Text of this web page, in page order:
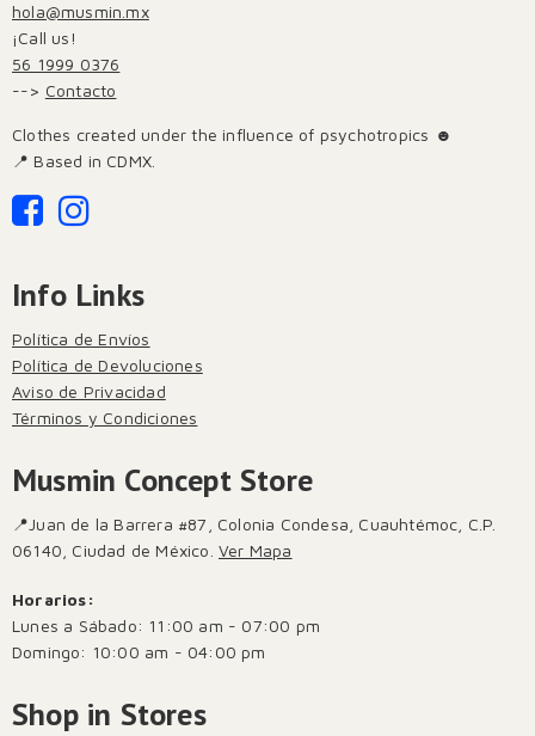
hola@musmin.mx
¡Call us!
56 1999 0376
--> Contacto
Clothes created under the influence of psychotropics ☻
📍 Based in CDMX.
Info Links
Política de Envíos
Política de Devoluciones
Aviso de Privacidad
Términos y Condiciones
Musmin Concept Store
📍Juan de la Barrera #87, Colonia Condesa, Cuauhtémoc, C.P.
06140, Ciudad de México. Ver Mapa
Horarios:
Lunes a Sábado: 11:00 am - 07:00 pm
Domingo: 10:00 am - 04:00 pm
Shop in Stores